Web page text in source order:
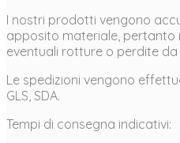
I nostri prodotti vengono
apposito materiale, pertanto
eventuali rotture o perdite
Le spedizioni vengono
GLS, SDA.
Tempi di consegna indicativi: